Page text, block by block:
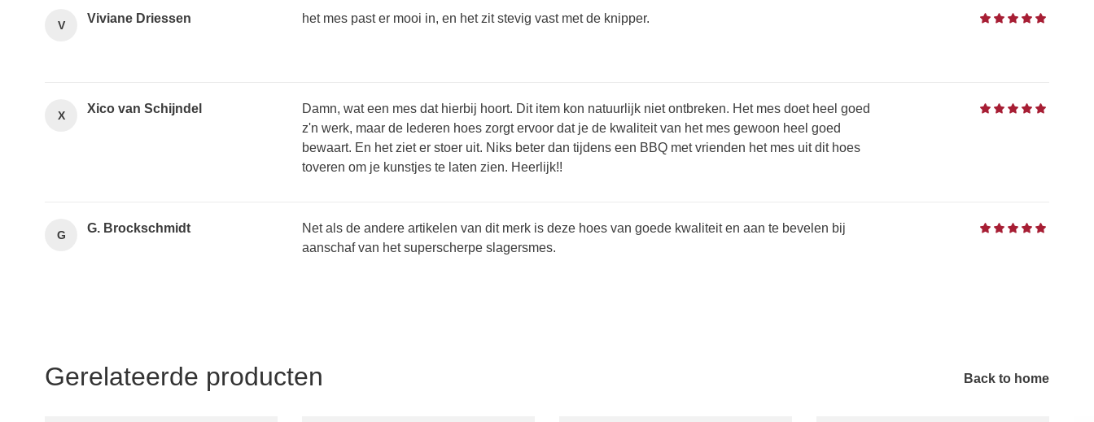
V Viviane Driessen het mes past er mooi in, en het zit stevig vast met de knipper.
X Xico van Schijndel
Damn, wat een mes dat hierbij hoort. Dit item kon natuurlijk niet ontbreken. Het mes doet heel goed
z'n werk, maar de lederen hoes zorgt ervoor dat je de kwaliteit van het mes gewoon heel goed
bewaart. En het ziet er stoer uit. Niks beter dan tijdens een BBQ met vrienden het mes uit dit hoes
toveren om je kunstjes te laten zien. Heerlijk!!
G G. Brockschmidt
Net als de andere artikelen van dit merk is deze hoes van goede kwaliteit en aan te bevelen bij
aanschaf van het superscherpe slagersmes.
Gerelateerde producten Back to home